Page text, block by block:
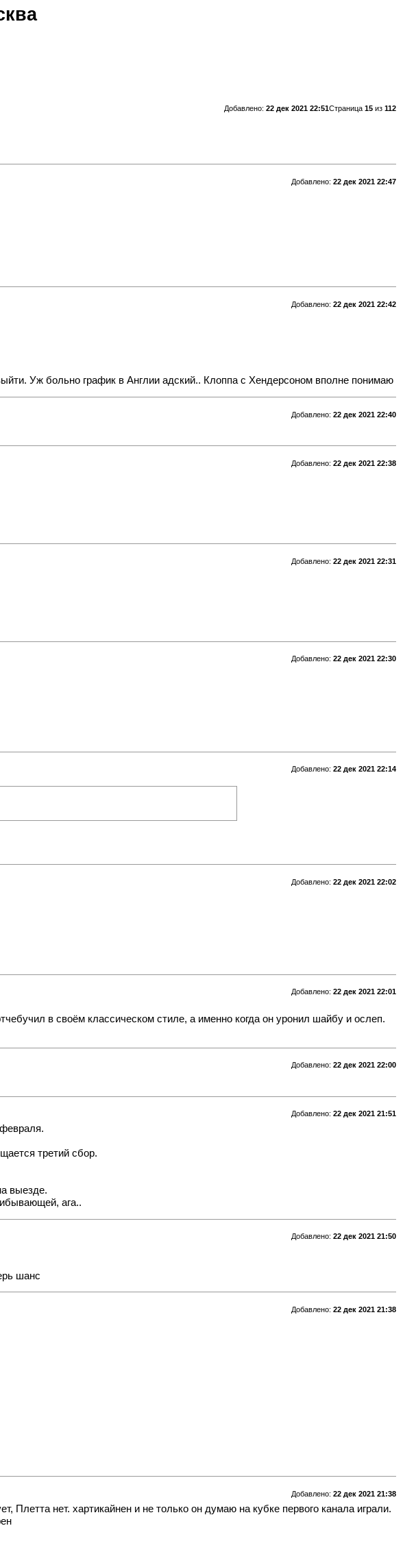
Страница 15из 112
Добавлено: 22 дек 2021 22:51
Добавлено: 22 дек 2021 22:47
Добавлено: 22 дек 2021 22:42
Уж больно график в Англии адский.. Клоппа с Хендерсоном вполне понимаю
Добавлено: 22 дек 2021 22:40
Добавлено: 22 дек 2021 22:38
Добавлено: 22 дек 2021 22:31
Добавлено: 22 дек 2021 22:30
Добавлено: 22 дек 2021 22:14
Добавлено: 22 дек 2021 22:02
Добавлено: 22 дек 2021 22:01
в своём классическом стиле, а именно когда он уронил шайбу и ослеп.
Добавлено: 22 дек 2021 22:00
Добавлено: 22 дек 2021 21:51
третий сбор.
выезде.
ага..
Добавлено: 22 дек 2021 21:50
шанс
Добавлено: 22 дек 2021 21:38
Добавлено: 22 дек 2021 21:38
Плетта нет. хартикайнен и не только он думаю на кубке первого канала играли.